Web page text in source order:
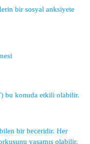
bir sosyal anksiyete
bu konuda etkili olabilir.
bir beceridir. Her
yaşamış olabilir.